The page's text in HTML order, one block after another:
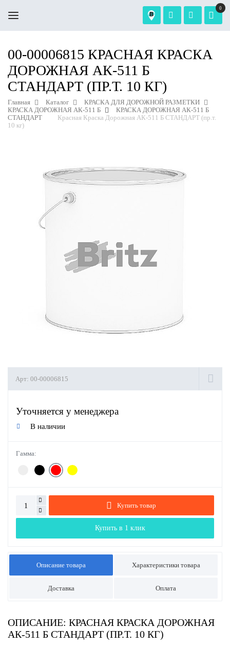
0
00-00006815 КРАСНАЯ КРАСКА
ДОРОЖНАЯ АК-511 Б
СТАНДАРТ (ПР.Т. 10 КГ)
Главная Каталог
КРАСКА ДЛЯ ДОРОЖНОЙ РАЗМЕТКИ
КРАСКА ДОРОЖНАЯ АК-511 Б
КРАСКА ДОРОЖНАЯ АК-511 Б
СТАНДАРТ
Красная Краска Дорожная АК-511 Б СТАНДАРТ (пр.т.
10 кг)
Арт: 00-00006815
Уточняется у менеджера
В наличии
Гамма:
Купить товар
Купить в 1 клик
Описание товара Характеристики товара
Доставка Оплата
ОПИСАНИЕ: КРАСНАЯ КРАСКА ДОРОЖНАЯ
АК-511 Б СТАНДАРТ (ПР.Т. 10 КГ)